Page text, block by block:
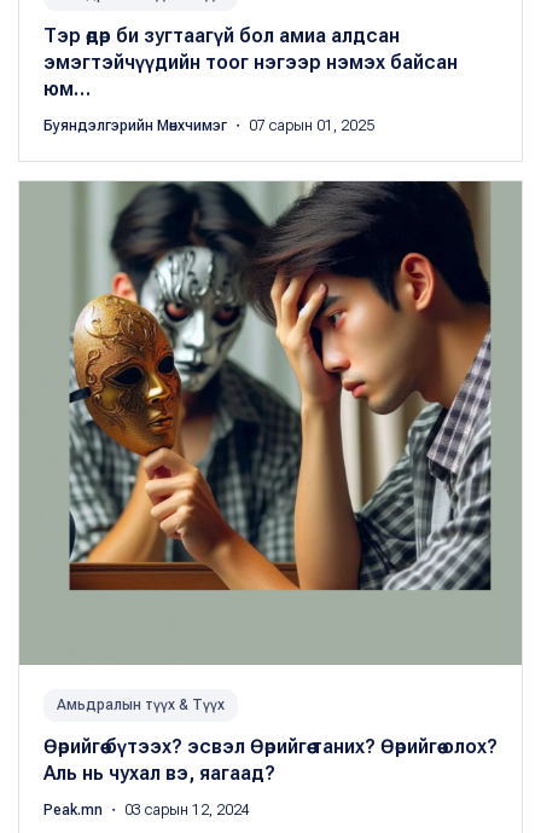
Тэр өдөр би зугтаагүй бол амиа алдсан
эмэгтэйчүүдийн тоог нэгээр нэмэх байсан
юм…
Буяндэлгэрийн Мөнхчимэг ・ 07 сарын 01, 2025
Амьдралын түүх & Түүх
Өөрийгөө бүтээх? эсвэл Өөрийгөө таних? Өөрийгөө олох?
Аль нь чухал вэ, яагаад?
Peak.mn ・ 03 сарын 12, 2024